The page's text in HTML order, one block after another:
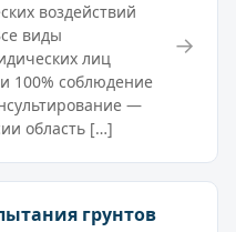
воздействий
виды
лиц
100% соблюдение
—
область […]
→
грунтов